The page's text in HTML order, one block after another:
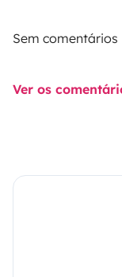
Sem comentários
Ver os